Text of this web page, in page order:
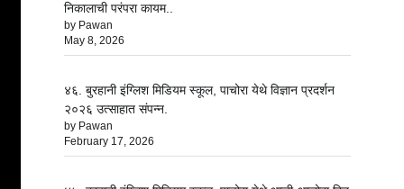
निकालाची परंपरा कायम..
by Pawan
May 8, 2026
४६. बुरहानी इंग्लिश मिडियम स्कूल, पाचोरा येथे विज्ञान प्रदर्शन
२०२६ उत्साहात संपन्न.
by Pawan
February 17, 2026